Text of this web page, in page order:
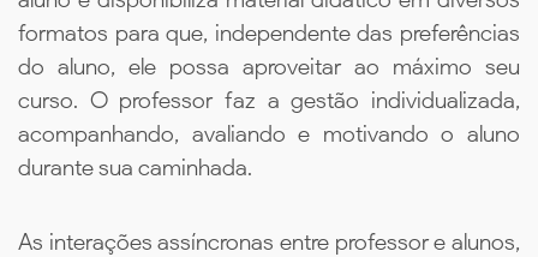
formatos para que, independente das preferências
do aluno, ele possa aproveitar ao máximo seu
curso. O professor faz a gestão individualizada,
acompanhando, avaliando e motivando o aluno
durante sua caminhada.
As interações assíncronas entre professor e alunos,